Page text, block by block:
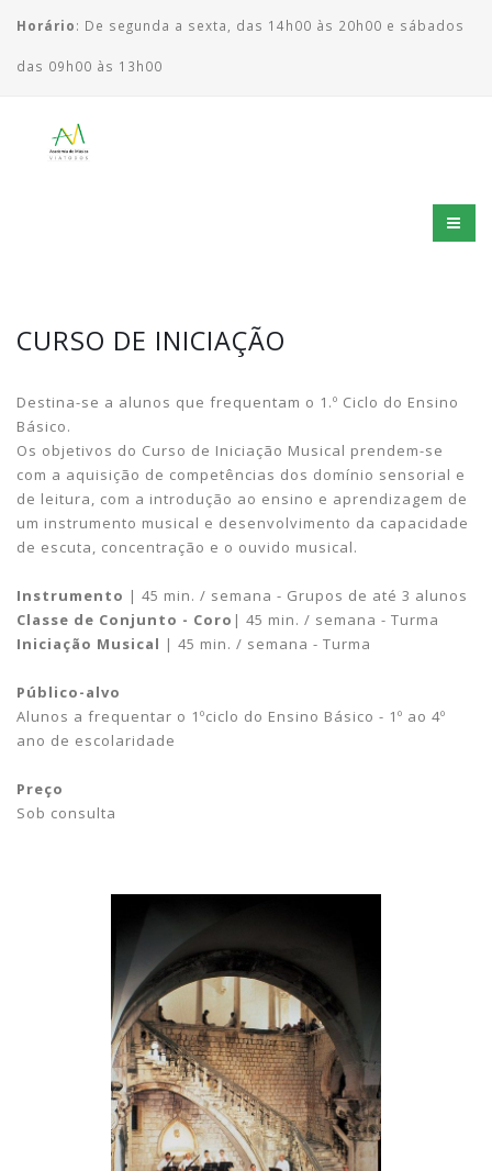
Horário: De segunda a sexta, das 14h00 às 20h00 e sábados
das 09h00 às 13h00
CURSO DE INICIAÇÃO
Destina-se a alunos que frequentam o 1.º Ciclo do Ensino
Básico.
Os objetivos do Curso de Iniciação Musical prendem-se
com a aquisição de competências dos domínio sensorial e
de leitura, com a introdução ao ensino e aprendizagem de
um instrumento musical e desenvolvimento da capacidade
de escuta, concentração e o ouvido musical.
Instrumento | 45 min. / semana - Grupos de até 3 alunos
Classe de Conjunto - Coro | 45 min. / semana - Turma
Iniciação Musical | 45 min. / semana - Turma
Público-alvo
Alunos a frequentar o 1ºciclo do Ensino Básico - 1º ao 4º
ano de escolaridade
Preço
Sob consulta